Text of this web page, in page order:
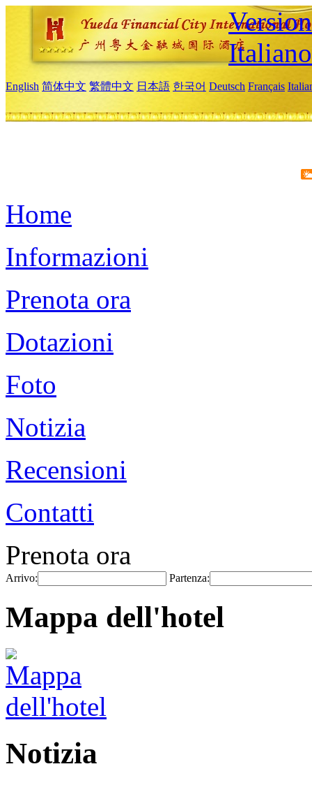
Italiano
English 简体中文 繁體中文 日本語 한국어 Deutsch Français
Home
Informazioni
Prenota ora
Dotazioni
Foto
Notizia
Recensioni
Contatti
Prenota ora
Arrivo: Partenza:
Mappa dell'hotel
Notizia